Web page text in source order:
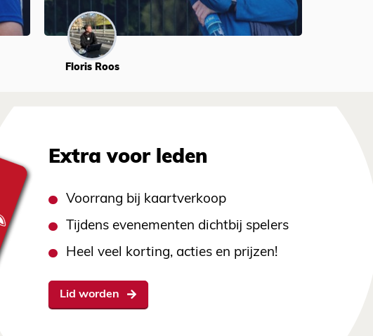
Floris Roos
Extra voor leden
Voorrang bij kaartverkoop
Tijdens evenementen dichtbij spelers
Heel veel korting, acties en prijzen!
Lid worden